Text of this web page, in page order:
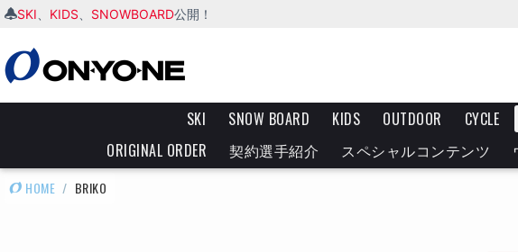
SKI KIDS SNOWBOARD公開！
SKI SNOW BOARD KIDS OUTDOOR CYCLE
ORIGINAL ORDER
契約選手紹介 スペシャルコンテンツ
HOME / BRIKO